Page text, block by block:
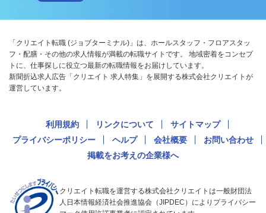
「クリエイト転職 (ジョブターミナル)」は、ホールスタッフ・フロアスタッ
フ・配膳・その他の求人情報が満載の転職サイトです。 地域密着をコンセプ
トに、仕事探しに役立つ最新の転職情報をお届けしています。
新聞折込求人広告「クリエイト 求人特集」を展開する株式会社クリエイトが
運営しています。
利用規約 リンクについて
サイトマップ
プライバシーポリシー
ヘルプ 会社概要
お問い合わせ
掲載をお考えの企業様へ
クリエイト転職を運営する株式会社クリエイトは一般財団法
人日本情報経済社会推進協会（JIPDEC）によりプライバシー